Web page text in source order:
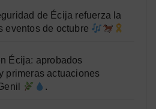
de Écija refuerza la
eventos de octubre
Écija: aprobados
primeras actuaciones
.